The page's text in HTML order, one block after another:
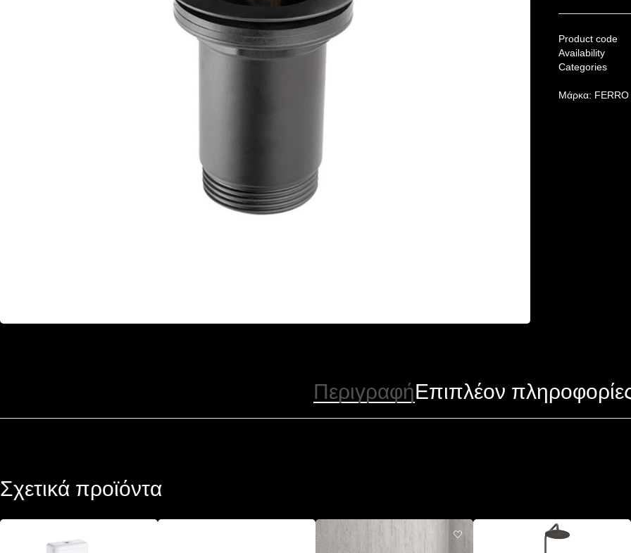
Product code
Availability
Categories
Μάρκα: FERRO
ΠεριγραφήΕπιπλέον
Σχετικά προϊόντα